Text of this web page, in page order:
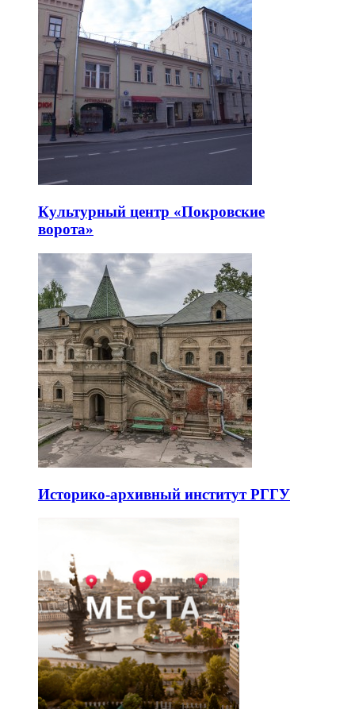
Культурный центр «Покровские
ворота»
Историко-архивный институт РГГУ